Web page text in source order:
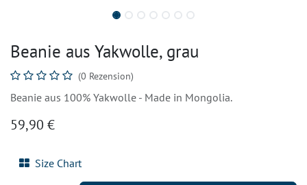
Beanie aus Yakwolle, grau
(0 Rezension)
Beanie aus 100% Yakwolle - Made in Mongolia.
59,90 €
Size Chart